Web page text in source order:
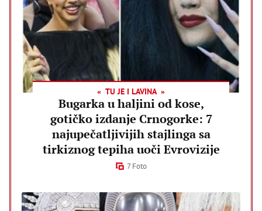
TU JE I LAVINA
Bugarka u haljini od kose,
gotičko izdanje Crnogorke: 7
najupečatljivijih stajlinga sa
tirkiznog tepiha uoči Evrovizije
7 Foto